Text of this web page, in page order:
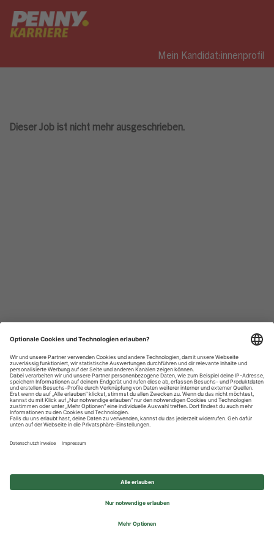
Mein Kandidat:innenprofil
Dieser Job ist nicht mehr ausgeschrieben.
Datenschutzhinweise
Impressum
Privatsphäre-Einstellungen
© 2026 REWE Group - All rights reserved